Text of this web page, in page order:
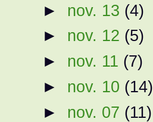
► nov. 13 (4)
► nov. 12 (5)
► nov. 11 (7)
► nov. 10 (14)
► nov. 07 (11)